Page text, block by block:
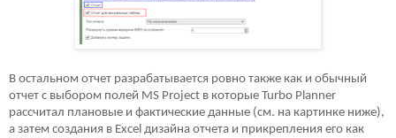
В остальном отчет разрабатывается ровно также как и обычный
отчет с выбором полей MS Project в которые Turbo Planner
рассчитал плановые и фактические данные (см. на картинке ниже),
а затем создания в Excel дизайна отчета и прикрепления его как